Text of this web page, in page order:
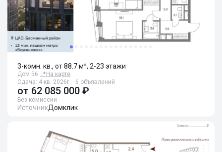
3-комн. кв., от 88.7 м², 2-23 этажи
Дом 56 📍 На карте
Сдача: 4 кв. 2026г. · 6 объявлений
от 62 085 000 ₽
Без комиссии
ИсточникДомклик